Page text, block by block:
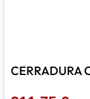
CERRADURA